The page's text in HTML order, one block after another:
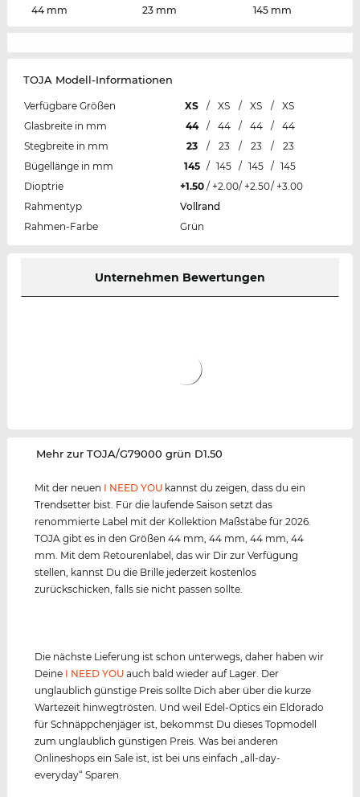
44 mm
23 mm
145 mm
TOJA Modell-Informationen
Verfügbare Größen XS / XS / XS /
XS
Glasbreite in mm
44 / 44 / 44 /
44
Stegbreite in mm
23 / 23 / 23 /
23
Bügellänge in mm
145 / 145 / 145 / 145
Dioptrie
+1.50 / +2.00/ +2.50/ +3.00
Rahmentyp
Vollrand
Rahmen-Farbe
Grün
Unternehmen Bewertungen
‌Mehr zur TOJA/G79000 grün D1.50
Mit der neuen I NEED YOU kannst du zeigen, dass du ein
Trendsetter bist. Für die laufende Saison setzt das
renommierte Label mit der Kollektion Maßstäbe für 2026.
TOJA gibt es in den Größen 44 mm, 44 mm, 44 mm, 44
mm. Mit dem Retourenlabel, das wir Dir zur Verfügung
stellen, kannst Du die Brille jederzeit kostenlos
zurückschicken, falls sie nicht passen sollte.
Die nächste Lieferung ist schon unterwegs, daher haben wir
Deine I NEED YOU auch bald wieder auf Lager. Der
unglaublich günstige Preis sollte Dich aber über die kurze
Wartezeit hinwegtrösten. Und weil Edel-Optics ein Eldorado
für Schnäppchenjäger ist, bekommst Du dieses Topmodell
zum unglaublich günstigen Preis. Was bei anderen
Onlineshops ein Sale ist, ist bei uns einfach „all-day-
everyday“ Sparen.